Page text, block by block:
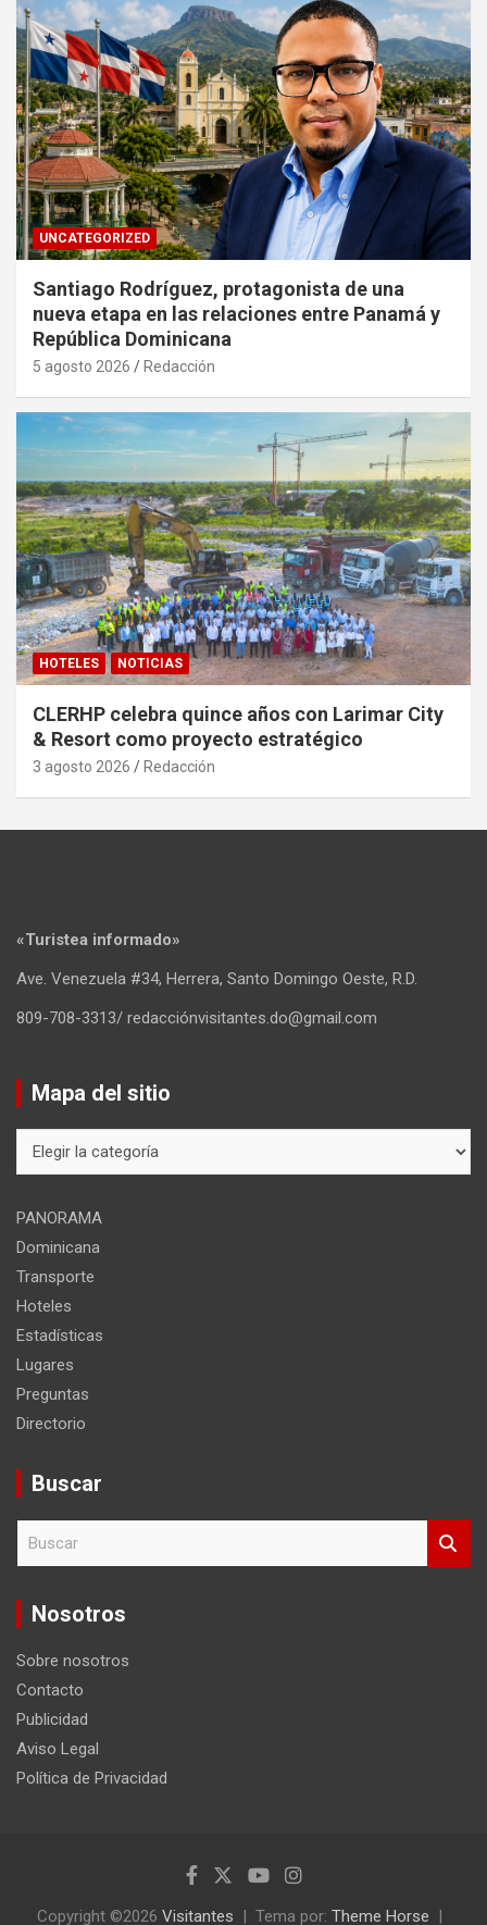
UNCATEGORIZED
Santiago Rodríguez, protagonista de una
nueva etapa en las relaciones entre Panamá y
República Dominicana
5 agosto 2026 Redacción
HOTELES NOTICIAS
CLERHP celebra quince años con Larimar City
& Resort como proyecto estratégico
3 agosto 2026 Redacción
«Turistea informado»
Ave. Venezuela #34, Herrera, Santo Domingo Oeste, R.D.
809-708-3313/ redacciónvisitantes.do@gmail.com
Mapa del sitio
del
PANORAMA
Dominicana
Transporte
Hoteles
Estadísticas
Lugares
Preguntas
Directorio
Buscar
c
Nosotros
Sobre nosotros
Contacto
Publicidad
Aviso Legal
Política de Privacidad
Copyright ©2026 Visitantes Tema por: Theme Horse